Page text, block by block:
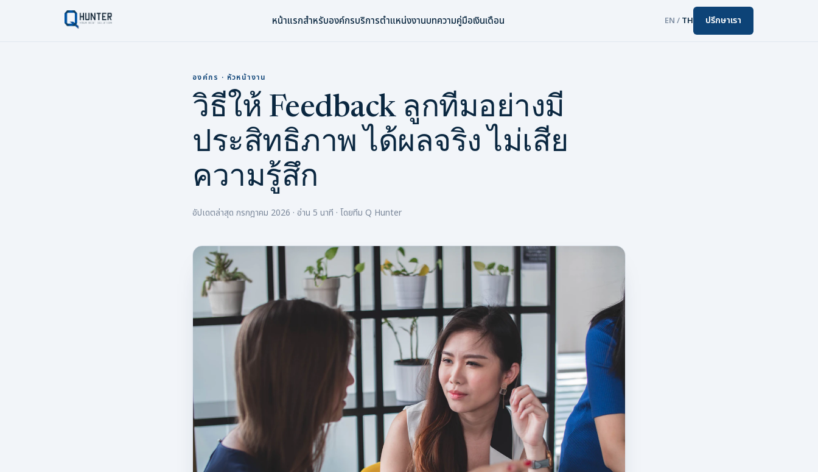
หน้าแรกสำหรับองค์กรบริการตำแหน่งงานบทความคู่มือเงินเดือน EN / TH ปรึกษาเรา
องค์กร · หัวหน้างาน
วิธีให้ Feedback ลูกทีมอย่างมี
ประสิทธิภาพ ได้ผลจริง ไม่เสีย
ความรู้สึก
อัปเดตล่าสุด กรกฎาคม 2026 · อ่าน 5 นาที · โดยทีม Q Hunter